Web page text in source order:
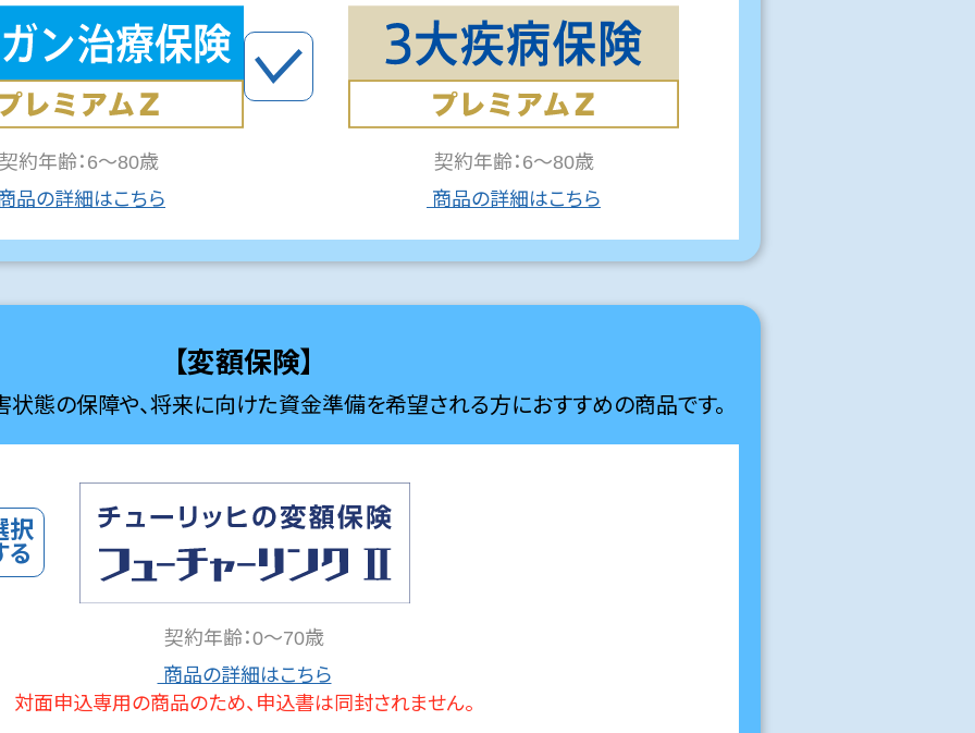
約年齢：6～80歳
品の詳細はこちら
契約年齢：6～80歳
商品の詳細はこちら
【変額保険】
態の保障や、将来に向けた資金準備を希望される方におすすめの商品です。
契約年齢：0～70歳
商品の詳細はこちら
対面申込専用の商品のため、申込書は同封されません。